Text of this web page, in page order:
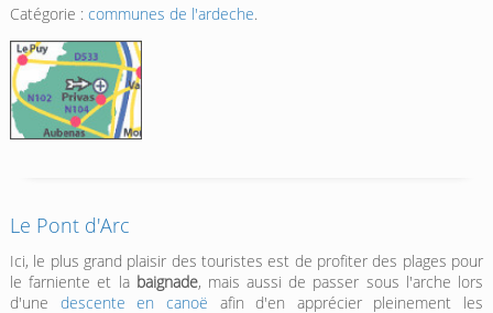
Catégorie : communes de l'ardeche.
Le Pont d'Arc
Ici, le plus grand plaisir des touristes est de profiter des plages pour
le farniente et la baignade, mais aussi de passer sous l'arche lors
d'une descente en canoë afin d'en apprécier pleinement les